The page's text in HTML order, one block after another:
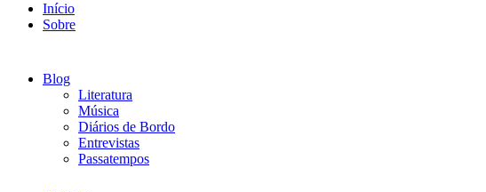
Início
Sobre
Blog
Literatura
Música
Diários de Bordo
Entrevistas
Passatempos